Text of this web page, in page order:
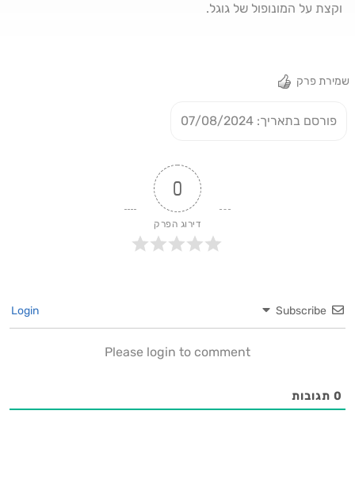
וקצת על המונופול של גוגל.
שמירת פרק
פורסם בתאריך: 07/08/2024
0
דירוג הפרק
Subscribe
Please login to comment
0 תגובות